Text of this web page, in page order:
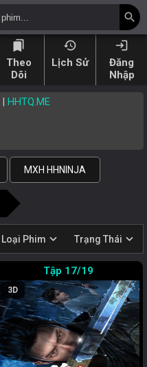
search
bookmarks
Theo
Dõi
history
Lịch Sử
login
Đăng
Nhập
| HHTQ.ME
MXH HHNINJA
Loại Phim expand_more Trạng Thái expand_more
17/19
3D